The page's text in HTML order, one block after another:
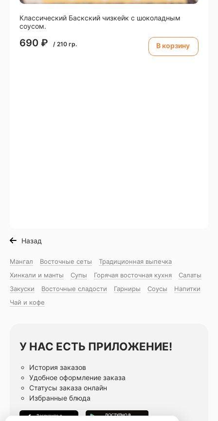
Классический Баскский чизкейк с шоколадным
соусом.
690 ₽ / 210 гр. В корзину
Назад
Мангал Восточные сеты
Традиционная выпечка
Хинкали и манты
Супы Горячая восточная куxня
Салаты
Закуски
Восточные сладости Гарниры Соусы
Напитки
Чай и кофе
У НАС ЕСТЬ ПРИЛОЖЕНИЕ!
История заказов
Удобное оформление заказа
Статусы заказа онлайн
Избранные блюда